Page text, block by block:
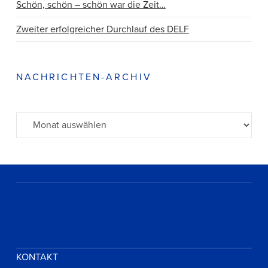
Schön, schön – schön war die Zeit…
Zweiter erfolgreicher Durchlauf des DELF
NACHRICHTEN-ARCHIV
Archiv
KONTAKT